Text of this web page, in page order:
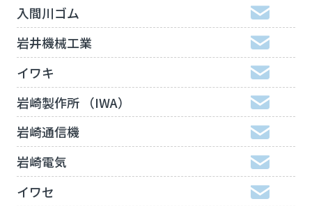
入間川ゴム
岩井機械工業
イワキ
岩崎製作所 （IWA）
岩崎通信機
岩崎電気
イワセ